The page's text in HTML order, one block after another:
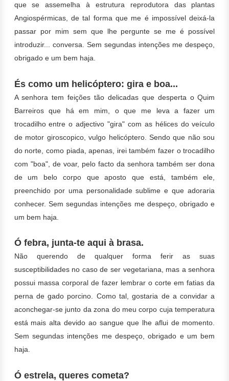
que se assemelha à estrutura reprodutora das plantas
Angiospérmicas, de tal forma que me é impossível deixá-la
passar por mim sem que lhe pergunte se me é possível
introduzir... conversa. Sem segundas intenções me despeço,
obrigado e um bem haja.
És como um helicóptero: gira e boa...
A senhora tem feições tão delicadas que desperta o Quim
Barreiros que há em mim, o que me leva a fazer um
trocadilho entre o adjectivo "gira" com as hélices do veículo
de motor giroscopico, vulgo helicóptero. Sendo que não sou
do norte, como piada, apenas, irei também fazer o trocadilho
com "boa", de voar, pelo facto da senhora também ser dona
de um belo corpo que aposto que está, também ele,
preenchido por uma personalidade sublime e que adoraria
conhecer. Sem segundas intenções me despeço, obrigado e
um bem haja.
Ó febra, junta-te aqui à brasa.
Não querendo de qualquer forma ferir as suas
susceptibilidades no caso de ser vegetariana, mas a senhora
possui massa corporal de fazer lembrar o corte em fatias da
perna de gado porcino. Como tal, gostaria de a convidar a
aconchegar-se junto da zona do meu corpo cuja temperatura
está mais alta devido ao sangue que lhe aflui de momento.
Sem segundas intenções me despeço, obrigado e um bem
haja.
Ó estrela, queres cometa?